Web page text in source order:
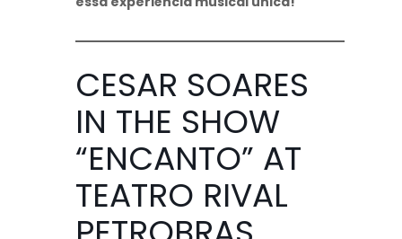
CESAR SOARES
IN THE SHOW
“ENCANTO” AT
TEATRO RIVAL